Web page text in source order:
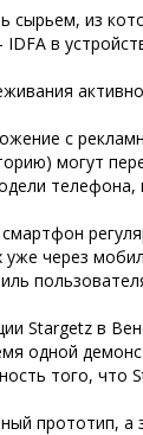
из
в
с
могут
телефона,
уже через
Stargetz в
одной
того, что
прототип, а